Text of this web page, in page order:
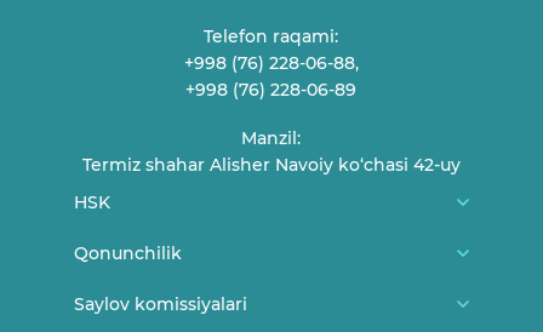
Telefon raqami:
+998 (76) 228-06-88,
+998 (76) 228-06-89
Manzil:
Termiz shahar Alisher Navoiy ko‘chasi 42-uy
HSK
Biz haqimizda
Qonunchilik
O'zbekiston Respublikasi konstitutsiyasi
Saylov komissiyalari